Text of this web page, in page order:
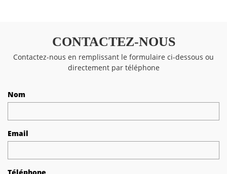
CONTACTEZ-NOUS
Contactez-nous en remplissant le formulaire ci-dessous ou
directement par téléphone
Nom
Email
Téléphone